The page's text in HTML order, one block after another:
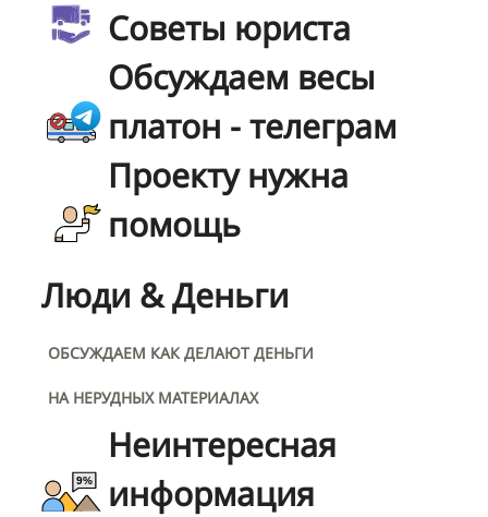
Советы юриста
Обсуждаем весы
платон - телеграм
Проекту нужна
помощь
Люди & Деньги
ОБСУЖДАЕМ КАК ДЕЛАЮТ ДЕНЬГИ
НА НЕРУДНЫХ МАТЕРИАЛАХ
Неинтересная
информация